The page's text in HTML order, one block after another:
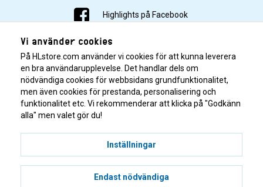
Highlights på Facebook
Highlights på Instagram
Highlights på Youtube
Highlights på Tiktok
© 2001–2026 Highlights/KR Distribution AB.
Vi använder cookies
På HLstore.com använder vi cookies för att kunna leverera
en bra användarupplevelse. Det handlar dels om
nödvändiga cookies för webbsidans grundfunktionalitet,
men även cookies för prestanda, personalisering och
funktionalitet etc. Vi rekommenderar att klicka på "Godkänn
alla" men valet gör du!
Inställningar
Endast nödvändiga